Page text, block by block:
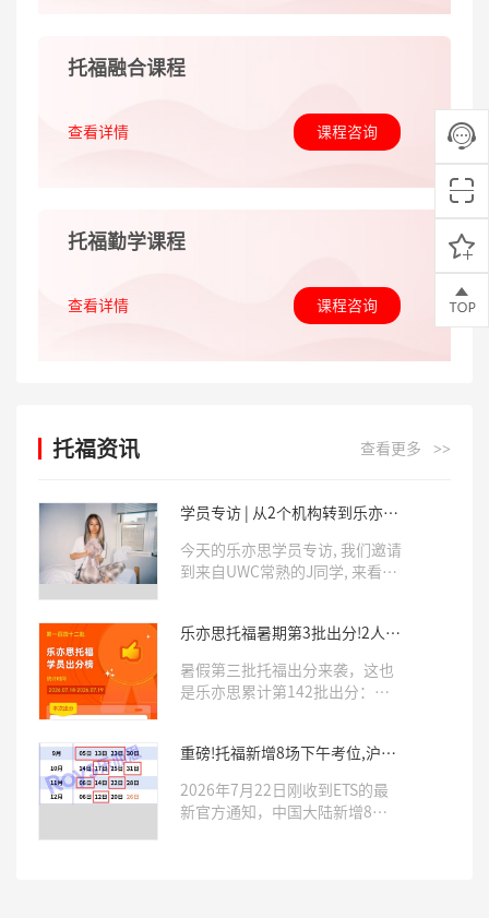
托福融合课程
查看详情 课程咨询
托福勤学课程
查看详情 课程咨询
托福资讯 查看更多 >>
学员专访 | 从2个机构转到乐亦
今天的乐亦思学员专访, 我们邀请
到来自UWC常熟的J同学, 来看看
乐亦思托福暑期第3批出分!2人满
暑假第三批托福出分来袭，这也
是乐亦思累计第142批出分：有2
人，4.5分以上53人。新题型满
分学员累计已经13位。这数据放
暑假档里，相当炸裂。
重磅!托福新增8场下午考位,沪杭
2026年7月22日刚收到ETS的最
新官方通知，中国大陆新增8场